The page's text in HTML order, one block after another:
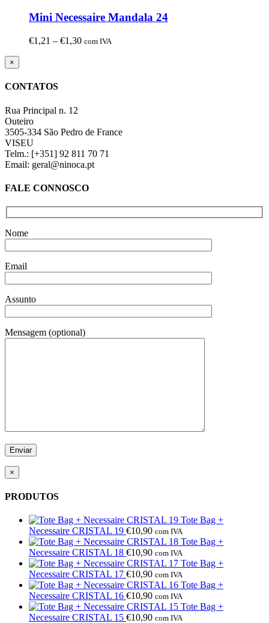
Mini Necessaire Mandala 24
€1,21 – €1,30Price
com IVA
Close
product
view
×
CONTATOS
Rua Principal n. 12
Outeiro
3505-334 São Pedro de France
VISEU
Telm.: [+351] 92 811 70 71
Email: geral@ninoca.pt
FALE CONNOSCO
Nome
Email
Assunto
Mensagem (optional)
×
PRODUTOS
Tote Bag +
Necessaire CRISTAL 19 €10,90 com IVA
Tote Bag +
Necessaire CRISTAL 18 €10,90 com IVA
Tote Bag +
Necessaire CRISTAL 17 €10,90 com IVA
Tote Bag +
Necessaire CRISTAL 16 €10,90 com IVA
Tote Bag +
Necessaire CRISTAL 15 €10,90 com IVA